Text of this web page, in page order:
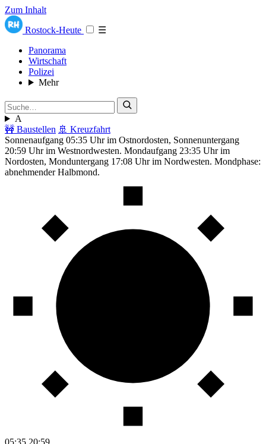
Zum Inhalt
Rostock-Heute
☰
Panorama
Wirtschaft
Polizei
Mehr
A
🚧 Baustellen 🚢 Kreuzfahrt
Sonnenaufgang 05:35 Uhr im Ostnordosten, Sonnenuntergang
20:59 Uhr im Westnordwesten. Mondaufgang 23:35 Uhr im
Nordosten, Monduntergang 17:08 Uhr im Nordwesten. Mondphase:
abnehmender Halbmond.
05:35 20:59